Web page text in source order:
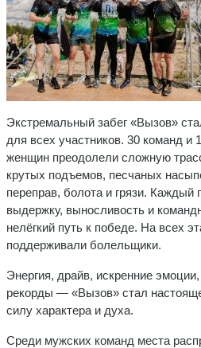
Экстремальный забег «Вызов»
для всех участников. 30 команд
женщин преодолели сложную
крутых подъемов, песчаных
переправ, болота и грязи. Каждый
выдержку, выносливость и
нелёгкий путь к победе. На всех
поддерживали болельщики.
Энергия, драйв, искренние
рекорды — «Вызов» стал
силу характера и духа.
Среди мужских команд места